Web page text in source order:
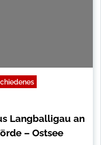
Langballigau an
– Ostsee